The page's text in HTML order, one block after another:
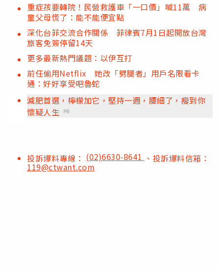
重症孩要轉院！民營救護車「一口價」喊11萬 病
童父母慌了：能不能便宜點
深化台菲交流合作關係 菲律賓7月1日起開放台灣
旅客免簽停留14天
更多最新熱門議題：以伊互打
前任偷用Netflix 她改「劈腿者」用戶名限看卡
通：好好享受吧魯蛇
減肥首選，檸檬加它，堅持一週，腰細了，瘦到你
懷疑人生
PR
投訴爆料專線： (02)6630-8641 、投訴爆料信箱：
119@ctwant.com